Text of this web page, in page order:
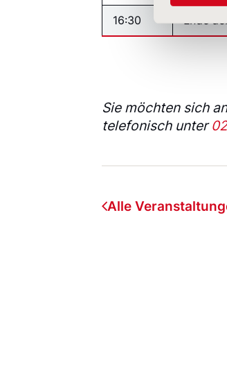
16:30 Ende
Sie möchten sich
telefonisch unter
Alle